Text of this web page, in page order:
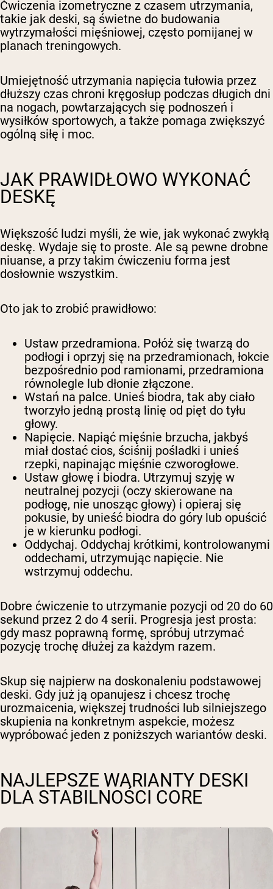
Ćwiczenia izometryczne z czasem utrzymania,
takie jak deski, są świetne do budowania
wytrzymałości mięśniowej, często pomijanej w
planach treningowych.
Umiejętność utrzymania napięcia tułowia przez
dłuższy czas chroni kręgosłup podczas długich dni
na nogach, powtarzających się podnoszeń i
wysiłków sportowych, a także pomaga zwiększyć
ogólną siłę i moc.
JAK PRAWIDŁOWO WYKONAĆ
DESKĘ
Większość ludzi myśli, że wie, jak wykonać zwykłą
deskę. Wydaje się to proste. Ale są pewne drobne
niuanse, a przy takim ćwiczeniu forma jest
dosłownie wszystkim.
Oto jak to zrobić prawidłowo:
Ustaw przedramiona. Połóż się twarzą do
podłogi i oprzyj się na przedramionach, łokcie
bezpośrednio pod ramionami, przedramiona
równolegle lub dłonie złączone.
Wstań na palce. Unieś biodra, tak aby ciało
tworzyło jedną prostą linię od pięt do tyłu
głowy.
Napięcie. Napiąć mięśnie brzucha, jakbyś
miał dostać cios, ściśnij pośladki i unieś
rzepki, napinając mięśnie czworogłowe.
Ustaw głowę i biodra. Utrzymuj szyję w
neutralnej pozycji (oczy skierowane na
podłogę, nie unosząc głowy) i opieraj się
pokusie, by unieść biodra do góry lub opuścić
je w kierunku podłogi.
Oddychaj. Oddychaj krótkimi, kontrolowanymi
oddechami, utrzymując napięcie. Nie
wstrzymuj oddechu.
Dobre ćwiczenie to utrzymanie pozycji od 20 do 60
sekund przez 2 do 4 serii. Progresja jest prosta:
gdy masz poprawną formę, spróbuj utrzymać
pozycję trochę dłużej za każdym razem.
Skup się najpierw na doskonaleniu podstawowej
deski. Gdy już ją opanujesz i chcesz trochę
urozmaicenia, większej trudności lub silniejszego
skupienia na konkretnym aspekcie, możesz
wypróbować jeden z poniższych wariantów deski.
NAJLEPSZE WARIANTY DESKI
DLA STABILNOŚCI CORE